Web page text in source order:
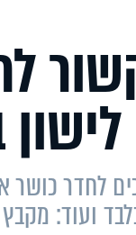
לחדר כושר
ועוד: מקבץ